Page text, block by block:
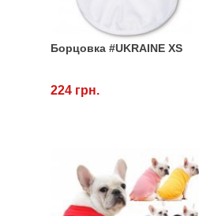
Борцовка #UKRAINE XS
224 грн.